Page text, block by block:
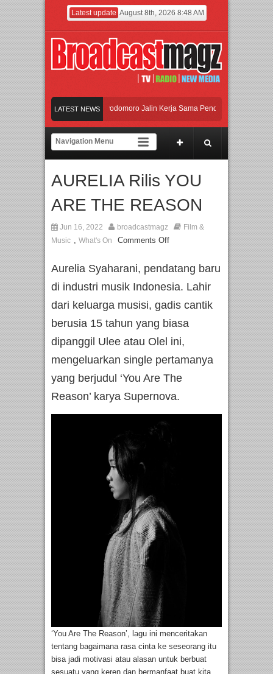
Latest update August 8th, 2026 8:48 AM
LATEST NEWS
UI dan Universitas Agung Podomoro Jalin Kerja Sama Pendidikan dan Riset
Meramaikan Jakarta dengan Ribuan Mainan dan Produk Bayi dari Seluruh
UI dan Universitas Agung Podomoro Jalin Kerja Sama Pendidikan dan Riset
AURELIA Rilis YOU
ARE THE REASON
Jun 16, 2022 broadcastmagz
Film &
Music , What's On Comments Off
Aurelia Syaharani, pendatang baru
di industri musik Indonesia. Lahir
dari keluarga musisi, gadis cantik
berusia 15 tahun yang biasa
dipanggil Ulee atau Olel ini,
mengeluarkan single pertamanya
yang berjudul ‘You Are The
Reason’ karya Supernova.
‘You Are The Reason’, lagu ini menceritakan
tentang bagaimana rasa cinta ke seseorang itu
bisa jadi motivasi atau alasan untuk berbuat
sesuatu yang keren dan bermanfaat buat kita.